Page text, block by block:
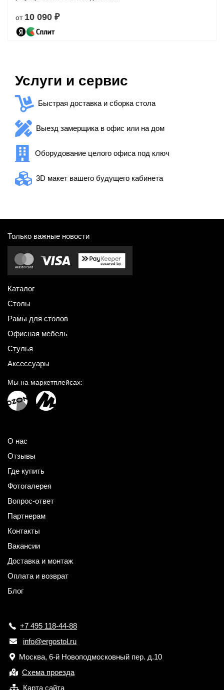
от 10 090 ₽
Услуги и сервис
Быстрая доставка и сборка стола
Выезд замерщика в офис или на дом
Оборудование целого офиса под ключ
3D макет вашего будущего кабинета
Только важные новости
Каталог
Столы
Рамы для столов
Офисная мебель
Стулья
Аксессуары
Мы на маркетплейсах:
О нас
Отзывы
Где купить
Фотогалерея
Вопрос-ответ
Партнерам
Контакты
Вакансии
Доставка и монтаж
Оплата и возврат
Блог
+7 495 118-44-88
info@ergostol.ru
Москва, 6-й Новоподмосковный пер. д.10
Схема проезда
Карта сайта